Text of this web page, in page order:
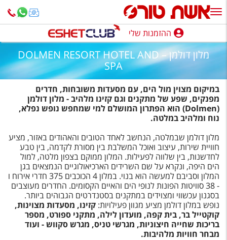
ההזמנות שלי
נופש בארץ
חופשה לפי סגנון
מלונות באילת
סגנונות טיול
חבילות נופש
הרגע האחרון
חבילות בריאות וספא
טיסות לחו"ל
ההזמנות שלי
מלון דולמן – DOLMEN RESORT HOTEL AND
SPA
במיקום מצוין מול הים, עם מסעדות משובחות, חדרים
מפנקים, שפע של מתקנים וגם קזינו מלהיב - מלון דולמן
(Dolmen
) הוא הפתרון המושלם למי שמחפש נופש נפלא,
נוח ומלהיב במלטה.
מלון דולמן שבמלטה, הנחשב לאחד הטובים והאהודים באזור, מציע
חוויית שירות, עיצוב ואוכל המשלבת בין מסורת לקדמה, בין טבע
לחדשנות, בין שלווה לפעילות. המלון ממוקם בצפון מלטה, למול
הים היפה, ונקרא על שם השרידים הארכיאולוגיים הנמצאים בגן
המלון וסביבם למעשה הוא בנוי. במלון 4 הכוכבים 375 חדרי אירוח ו
- 38 סוויטות הפונות לנופי הים והאיים הקסומים. החדרים מעוצבים
בסגנון עכשווי ומצוידים במתקנים בסטנדרטים הגבוהים ביותר.
נופש במלון דולמן מציע מגוון פעילויות: קזינו, מסעדות מצוינות,
קוקטייל בר, בית קפה, מועדון לילה, מתקני ספורט, מספר
בריכות שחייה חיצוניות, מגרשי טניס, מגרש סקווש - ועוד
מבחר חוויות מלהיבות.